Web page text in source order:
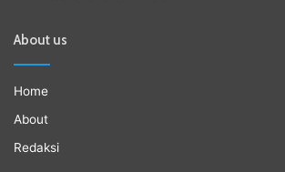
About us
Home
About
Redaksi